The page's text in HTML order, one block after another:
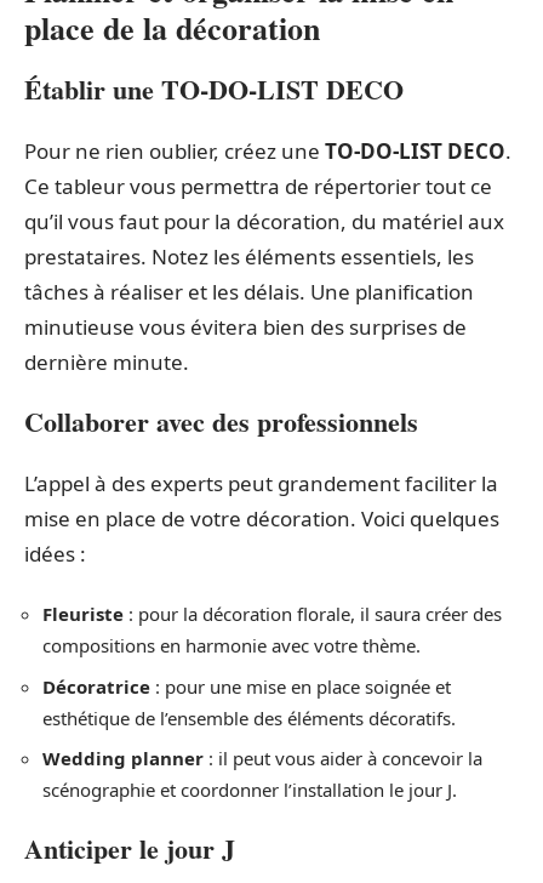
place de la décoration
Établir une TO-DO-LIST DECO
Pour ne rien oublier, créez une TO-DO-LIST DECO.
Ce tableur vous permettra de répertorier tout ce
qu’il vous faut pour la décoration, du matériel aux
prestataires. Notez les éléments essentiels, les
tâches à réaliser et les délais. Une planification
minutieuse vous évitera bien des surprises de
dernière minute.
Collaborer avec des professionnels
L’appel à des experts peut grandement faciliter la
mise en place de votre décoration. Voici quelques
idées :
Fleuriste : pour la décoration florale, il saura créer des
compositions en harmonie avec votre thème.
Décoratrice : pour une mise en place soignée et
esthétique de l’ensemble des éléments décoratifs.
Wedding planner : il peut vous aider à concevoir la
scénographie et coordonner l’installation le jour J.
Anticiper le jour J